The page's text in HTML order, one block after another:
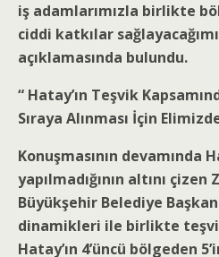
iş adamlarımızla birlikte
ciddi katkılar
açıklamasında bulundu.
“ Hatay’ın Teşvik
Sıraya Alınması İçin
Konuşmasının devamında
yapılmadığının altını
Büyükşehir Belediye
dinamikleri ile birlikte
Hatay’ın 4’üncü bölgeden